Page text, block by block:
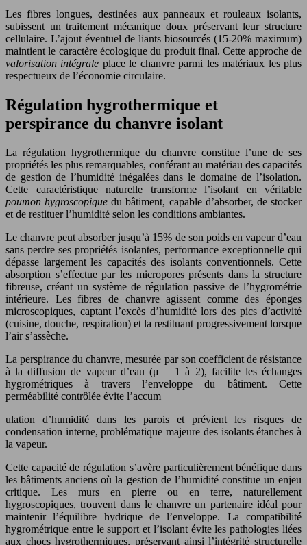
Les fibres longues, destinées aux panneaux et rouleaux isolants,
subissent un traitement mécanique doux préservant leur structure
cellulaire. L’ajout éventuel de liants biosourcés (15-20% maximum)
maintient le caractère écologique du produit final. Cette approche de
valorisation intégrale place le chanvre parmi les matériaux les plus
respectueux de l’économie circulaire.
Régulation hygrothermique et
perspirance du chanvre isolant
La régulation hygrothermique du chanvre constitue l’une de ses
propriétés les plus remarquables, conférant au matériau des capacités
de gestion de l’humidité inégalées dans le domaine de l’isolation.
Cette caractéristique naturelle transforme l’isolant en véritable
poumon hygroscopiquedu bâtiment, capable d’absorber, de stocker
et de restituer l’humidité selon les conditions ambiantes.
Le chanvre peut absorber jusqu’à 15% de son poids en vapeur d’eau
sans perdre ses propriétés isolantes, performance exceptionnelle qui
dépasse largement les capacités des isolants conventionnels. Cette
absorption s’effectue par les micropores présents dans la structure
fibreuse, créant un système de régulation passive de l’hygrométrie
intérieure. Les fibres de chanvre agissent comme des éponges
microscopiques, captant l’excès d’humidité lors des pics d’activité
(cuisine, douche, respiration) et la restituant progressivement lorsque
l’air s’assèche.
La perspirance du chanvre, mesurée par son coefficient de résistance
à la diffusion de vapeur d’eau (μ = 1 à 2), facilite les échanges
hygrométriques à travers l’enveloppe du bâtiment. Cette
perméabilité contrôlée évite l’accum
ulation d’humidité dans les parois et prévient les risques de
condensation interne, problématique majeure des isolants étanches à
la vapeur.
Cette capacité de régulation s’avère particulièrement bénéfique dans
les bâtiments anciens où la gestion de l’humidité constitue un enjeu
critique. Les murs en pierre ou en terre, naturellement
hygroscopiques, trouvent dans le chanvre un partenaire idéal pour
maintenir l’équilibre hydrique de l’enveloppe. La compatibilité
hygrométrique entre le support et l’isolant évite les pathologies liées
aux chocs hygrothermiques, préservant ainsi l’intégrité structurelle